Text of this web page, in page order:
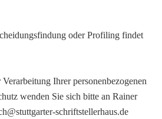
oder Profiling findet
Ihrer personenbezogenen
wenden Sie sich bitte an Rainer
schriftstellerhaus.de